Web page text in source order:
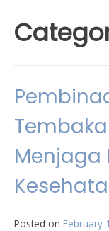
Menjaga
Posted on February